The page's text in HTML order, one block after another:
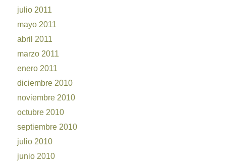
julio 2011
mayo 2011
abril 2011
marzo 2011
enero 2011
diciembre 2010
noviembre 2010
octubre 2010
septiembre 2010
julio 2010
junio 2010